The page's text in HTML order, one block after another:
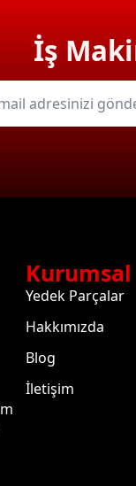
İş
Kurumsal
Yedek Parçalar
Hakkımızda
Blog
İletişim